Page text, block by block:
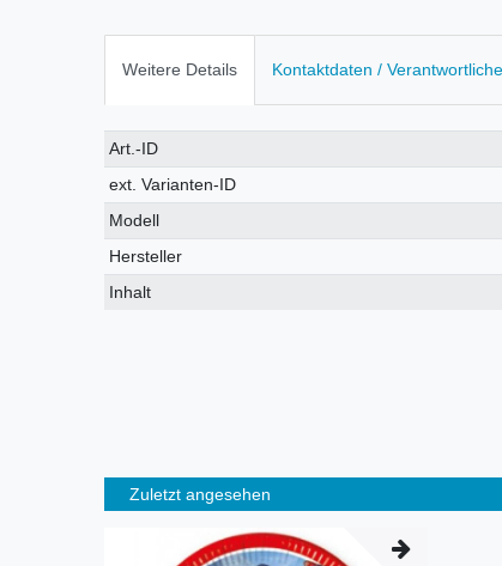
Weitere Details Kontaktdaten /
Technisches
Merkmal
Wert
Art.-ID
ext. Varianten-ID
Modell
Hersteller
Inhalt
Zuletzt angesehen